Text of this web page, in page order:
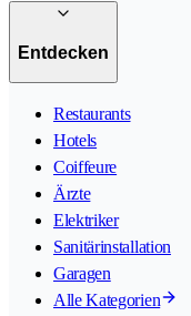
Entdecken
Restaurants
Hotels
Coiffeure
Ärzte
Elektriker
Sanitärinstallation
Garagen
Alle Kategorien